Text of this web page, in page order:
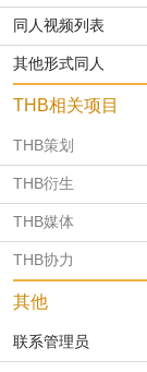
同人视频列表
其他形式同人
THB相关项目
THB策划
THB衍生
THB媒体
THB协力
其他
联系管理员